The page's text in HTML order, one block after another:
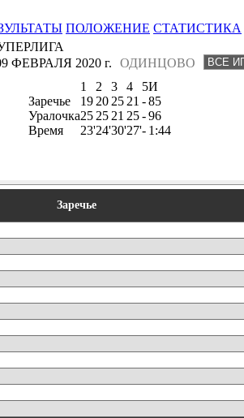
ПОЛОЖЕНИЕ СТАТИСТИКА
ОДИНЦОВО
ФЕВРАЛЯ 2020 г.
1 2 3 4 5И
Заречье
19 20 25 21 -85
Уралочка25 25 21 25-96
Время
23'24'30'27'- 1:44
Заречье